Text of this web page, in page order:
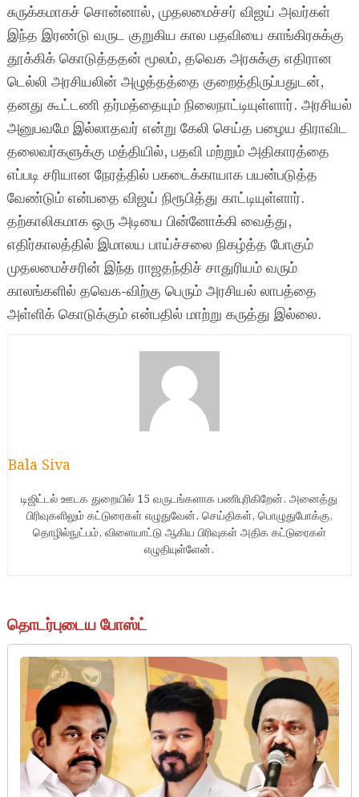
சுருக்கமாகச் சொன்னால், முதலமைச்சர் விஜய் அவர்கள்
இந்த இரண்டு வருட குறுகிய கால பதவியை காங்கிரசுக்கு
தூக்கிக் கொடுத்ததன் மூலம், தவெக அரசுக்கு எதிரான
டெல்லி அரசியலின் அழுத்தத்தை குறைத்திருப்பதுடன்,
தனது கூட்டணி தர்மத்தையும் நிலைநாட்டியுள்ளார். அரசியல்
அனுபவமே இல்லாதவர் என்று கேலி செய்த பழைய திராவிட
தலைவர்களுக்கு மத்தியில், பதவி மற்றும் அதிகாரத்தை
எப்படி சரியான நேரத்தில் பகடைக்காயாக பயன்படுத்த
வேண்டும் என்பதை விஜய் நிரூபித்து காட்டியுள்ளார்.
தற்காலிகமாக ஒரு அடியை பின்னோக்கி வைத்து,
எதிர்காலத்தில் இமாலய பாய்ச்சலை நிகழ்த்த போகும்
முதலமைச்சரின் இந்த ராஜதந்திச் சாதுரியம் வரும்
காலங்களில் தவெக-விற்கு பெரும் அரசியல் லாபத்தை
அள்ளிக் கொடுக்கும் என்பதில் மாற்று கருத்து இல்லை.
Bala Siva
டிஜிட்டல் ஊடக துறையில் 15 வருடங்களாக பணிபுரிகிறேன். அனைத்து
பிரிவுகளிலும் கட்டுரைகள் எழுதுவேன். செய்திகள், பொழுதுபோக்கு,
தொழில்நுட்பம், விளையாட்டு ஆகிய பிரிவுகள் அதிக கட்டுரைகள்
எழுதியுள்ளேன்.
தொடர்புடைய போஸ்ட்